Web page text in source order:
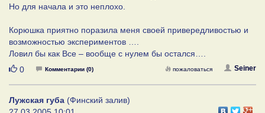
Но для начала и это неплохо.
Корюшка приятно поразила меня своей привередливостью и
возможностью экспериментов ….
Ловил бы как Все – вообще с нулем бы остался….
Нравится
0 Комментарии (0) Seiner
пожаловаться
Лужская губа (Финский залив)